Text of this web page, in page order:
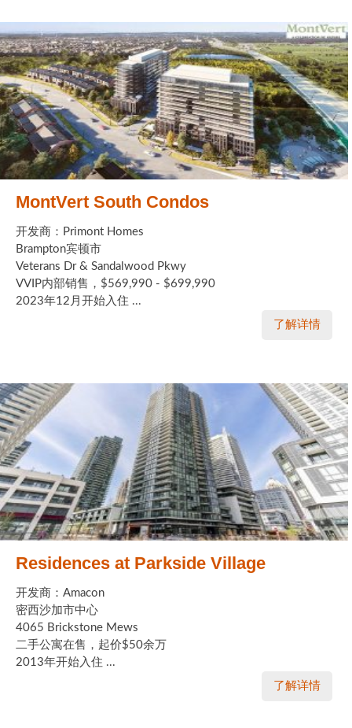
MontVert South Condos
开发商：Primont Homes
Brampton宾顿市
Veterans Dr & Sandalwood Pkwy
VVIP内部销售，$569,990 - $699,990
2023年12月开始入住 ...
了解详情
Residences at Parkside Village
开发商：Amacon
密西沙加市中心
4065 Brickstone Mews
二手公寓在售，起价$50余万
2013年开始入住 ...
了解详情